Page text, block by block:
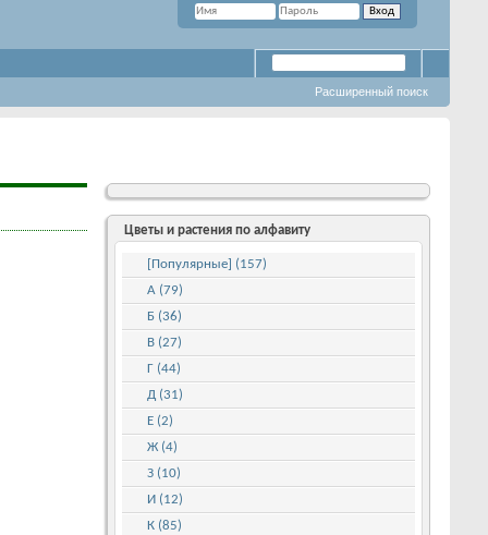
Расширенный поиск
Цветы и растения по алфавиту
[Популярные] (157)
А (79)
Б (36)
В (27)
Г (44)
Д (31)
Е (2)
Ж (4)
З (10)
И (12)
К (85)